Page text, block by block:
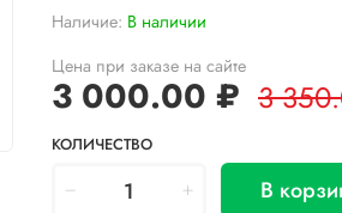
Наличие: В наличии
Цена при заказе на сайте
3 000.00 ₽ 3
КОЛИЧЕСТВО
В